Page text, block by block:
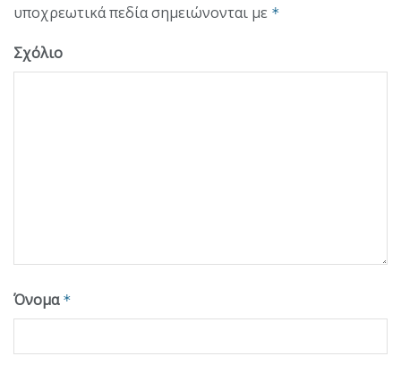
υποχρεωτικά πεδία σημειώνονται με *
Σχόλιο
Όνομα *